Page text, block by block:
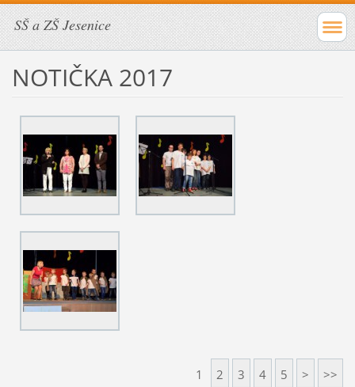
SŠ a ZŠ Jesenice
NOTIČKA 2017
1 2 3 4 5 > >>